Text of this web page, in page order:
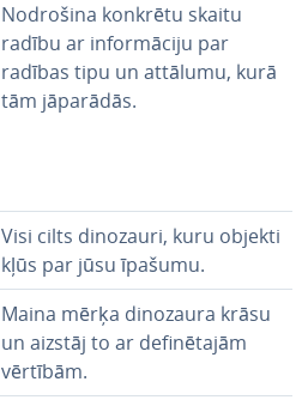
Nodrošina konkrētu skaitu
radību ar in­for­mā­ci­ju par
radības tipu un attālumu, kurā
tām jāparādās.
Visi cilts dinozauri, kuru objekti
kļūs par jūsu īpašumu.
Maina mērķa dinozaura krāsu
un aizstāj to ar de­fi­nē­ta­jām
vērtībām.